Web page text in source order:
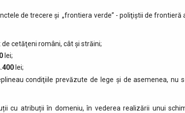
de trecere şi „frontiera verde” - poliţiştii de frontieră
cetăţeni români, cât şi străini;
lei;
lei;
condiţiile prevăzute de lege şi de asemenea, nu
cu atribuții în domeniu, în vederea realizării unui